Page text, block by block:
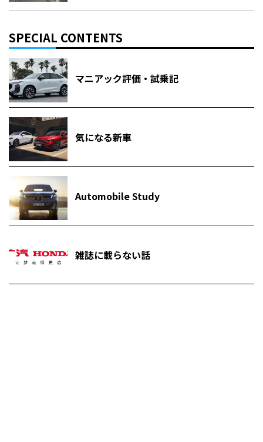
SPECIAL CONTENTS
マニアック評価・試乗記
気になる新車
Automobile Study
雑誌に載らない話